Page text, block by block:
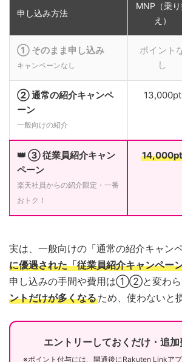
申し込み方法
MNP（乗
え）
① そのまま申し込み
キャンペーンなし
ポイント
し
② 通常の紹介キャンペ
ーン
一般向けの紹介
13,000pt
👑 ③ 従業員紹介キャン
ペーン
楽天社員からの紹介限定・一番
おトク！
14,000pt
実は、一般向けの「通常の紹介キャン
に優遇された「従業員紹介キャンペー
申し込みの手間や費用は①②と変わら
ントだけが多くなるため、使わないと
エントリーしておくだけ・追加
※ポイント付与には、開通後にRakuten Linkア